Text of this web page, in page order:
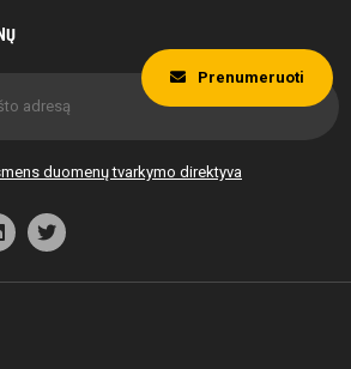
duomenų tvarkymo direktyva
Prenumeruoti